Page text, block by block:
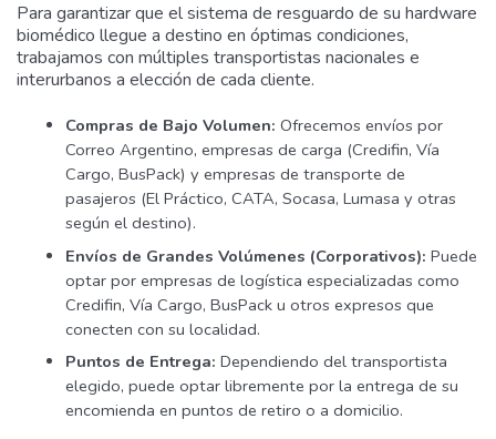
Para garantizar que el sistema de resguardo de su hardware
biomédico llegue a destino en óptimas condiciones,
trabajamos con múltiples transportistas nacionales e
interurbanos a elección de cada cliente.
Compras de Bajo Volumen: Ofrecemos envíos por
Correo Argentino, empresas de carga (Credifin, Vía
Cargo, BusPack) y empresas de transporte de
pasajeros (El Práctico, CATA, Socasa, Lumasa y otras
según el destino).
Envíos de Grandes Volúmenes (Corporativos): Puede
optar por empresas de logística especializadas como
Credifin, Vía Cargo, BusPack u otros expresos que
conecten con su localidad.
Puntos de Entrega: Dependiendo del transportista
elegido, puede optar libremente por la entrega de su
encomienda en puntos de retiro o a domicilio.